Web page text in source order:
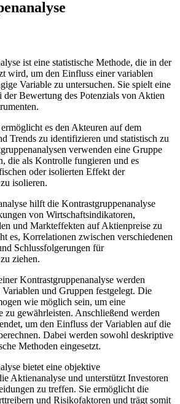
ist eine statistische Methode, die in der
wird, um den Einfluss einer variablen
Variable zu untersuchen. Sie spielt eine
der Bewertung des Potenzials von Aktien
es den Akteuren auf dem
Trends zu identifizieren und statistisch zu
verwenden eine Gruppe
die als Kontrolle fungieren und es
oder isolierten Effekt der
isolieren.
hilft die Kontrastgruppenanalyse
von Wirtschaftsindikatoren,
und Markteffekten auf Aktienpreise zu
es, Korrelationen zwischen verschiedenen
Schlussfolgerungen für
ziehen.
Kontrastgruppenanalyse werden
Variablen und Gruppen festgelegt. Die
wie möglich sein, um eine
zu gewährleisten. Anschließend werden
um den Einfluss der Variablen auf die
Dabei werden sowohl deskriptive
Methoden eingesetzt.
bietet eine objektive
Aktienanalyse und unterstützt Investoren
zu treffen. Sie ermöglicht die
und Risikofaktoren und trägt somit